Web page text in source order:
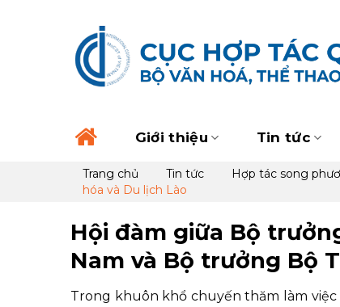
Giới thiệu Tin tức
Trang chủ Tin tức Hợp tác song
hóa và Du lịch Lào
Hội đàm giữa Bộ
Nam và Bộ trưởng Bộ
Trong khuôn khổ chuyến thăm làm việc